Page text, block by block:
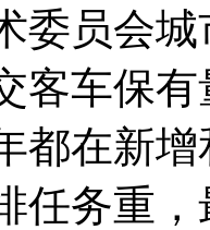
委员会
客车保
都在新
任务重